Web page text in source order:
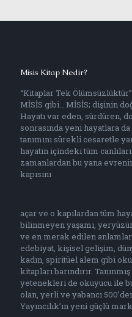
Misis Kitap Nedir?
“Kitaplar Tek
MİSİS gibi… MİSİS; dişinin
Hayatı var eden, sürdüren,
sonrasında yeni hayatlara
tanımını sürekli cesaretle
hayatın içindeki tüm
zamanlardan bu yana
kapısını
açar ve o kapılardan tüm
bilinmeyen yaşamı,
ve en merak edilen
edebiyat, kişisel gelişim,
kadın, spiritüel alem gibi
kitapları barındırır.
yetenekleri de okuyucu ile
olan, yerli ve yabancı
Yayıncılık’ın yeni güçlü